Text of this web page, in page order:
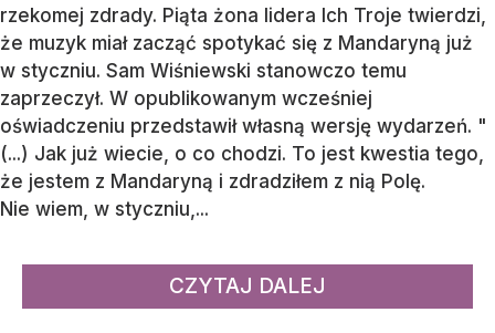
rzekomej zdrady. Piąta żona lidera Ich Troje twierdzi,
że muzyk miał zacząć spotykać się z Mandaryną już
w styczniu. Sam Wiśniewski stanowczo temu
zaprzeczył. W opublikowanym wcześniej
oświadczeniu przedstawił własną wersję wydarzeń. "
(...) Jak już wiecie, o co chodzi. To jest kwestia tego,
że jestem z Mandaryną i zdradziłem z nią Polę.
Nie wiem, w styczniu,...
CZYTAJ DALEJ